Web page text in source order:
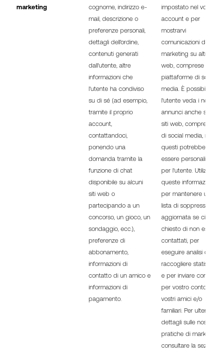
marketing
cognome, indirizzo e-
mail, descrizione o
preferenze personali,
dettagli dell'ordine,
contenuti generati
dall'utente, altre
informazioni che
l'utente ha condiviso
su di sé (ad esempio,
tramite il proprio
account,
contattandoci,
ponendo una
domanda tramite la
funzione di chat
disponibile su alcuni
siti web o
partecipando a un
concorso, un gioco, un
sondaggio, ecc.),
preferenze di
abbonamento,
informazioni di
contatto di un amico e
informazioni di
pagamento.
impostato nel vostro
account e per
mostrarvi
comunicazioni di
marketing su altri siti
web, comprese le
piattaforme di social
media. È possibile
l'utente veda i nostri
annunci anche su
siti web, compresi i
di social media, ma
questi potrebbero
essere personalizzati
per l'utente.
queste informazioni
per mantenere una
lista di soppressione
aggiornata se ci
chiesto di non
contattati, per
eseguire analisi o
raccogliere
e per inviare
per vostro conto ai
vostri amici e/o
familiari. Per ulteriori
dettagli sulle nostre
pratiche di
consultare la